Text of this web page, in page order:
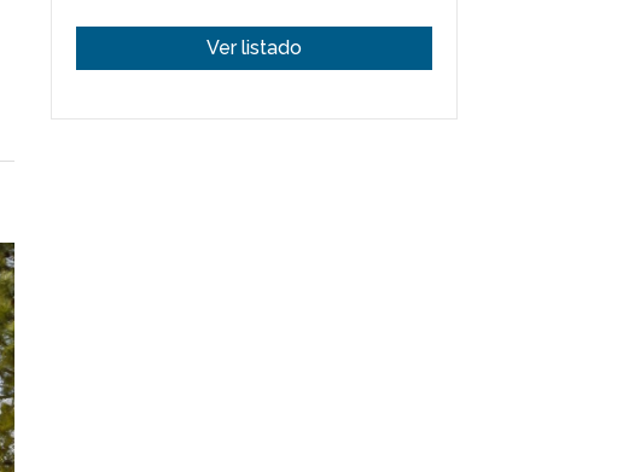
Ver listado